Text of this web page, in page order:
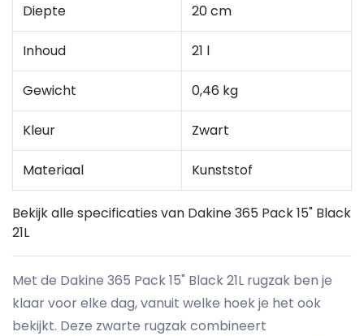
Diepte 20 cm
Inhoud 21 l
Gewicht 0,46 kg
Kleur Zwart
Materiaal Kunststof
Bekijk alle specificaties van Dakine 365 Pack 15" Black
21L
Met de Dakine 365 Pack 15" Black 21L rugzak ben je
klaar voor elke dag, vanuit welke hoek je het ook
bekijkt. Deze zwarte rugzak combineert